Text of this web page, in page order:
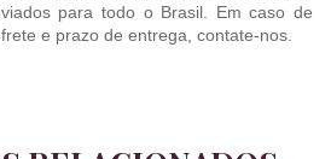
para todo o Brasil. Em caso de
e prazo de entrega, contate-nos.